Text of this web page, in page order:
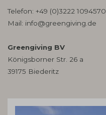
Telefon: +49 (0)3222 1094570
Mail: info@greengiving.de
Greengiving BV
Königsborner Str. 26 a
39175 Biederitz